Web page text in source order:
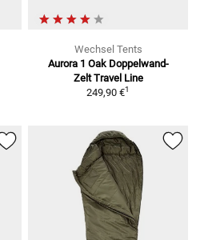
Wechsel Tents
Aurora 1 Oak Doppelwand-
Zelt Travel Line
249,90 €1